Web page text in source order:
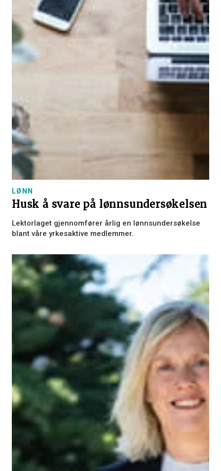
LØNN
Husk å svare på lønnsundersøkelsen
Lektorlaget gjennomfører årlig en lønnsundersøkelse
blant våre yrkesaktive medlemmer.